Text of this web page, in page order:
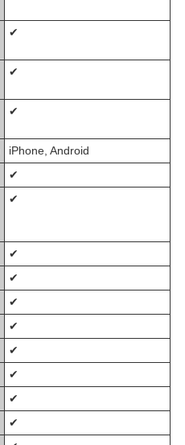
✔
✔
✔
iPhone, Android
✔
✔
✔
✔
✔
✔
✔
✔
✔
✔